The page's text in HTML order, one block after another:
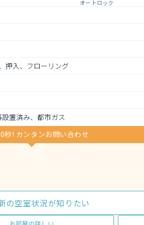
オートロック
押入、フローリング
置済み、都市ガス
秒! カンタンお問い合わせ
の空室状況が知りたい
お部屋の詳しい